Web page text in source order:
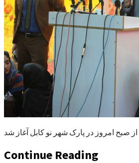
صبح امروز در پارک شهر نو کابل آغاز شد
Continue Reading